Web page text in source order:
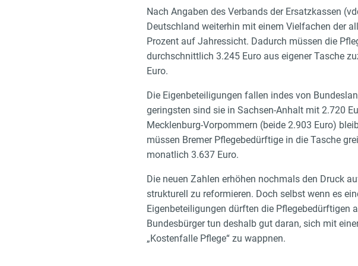
Nach Angaben des Verbands der Ersatzkassen
Deutschland weiterhin mit einem Vielfachen der
Prozent auf Jahressicht. Dadurch müssen die
durchschnittlich 3.245 Euro aus eigener Tasche
Euro.
Die Eigenbeteiligungen fallen indes von
geringsten sind sie in Sachsen-Anhalt mit 2.720
Mecklenburg-Vorpommern (beide 2.903 Euro)
müssen Bremer Pflegebedürftige in die Tasche
monatlich 3.637 Euro.
Die neuen Zahlen erhöhen nochmals den Druck
strukturell zu reformieren. Doch selbst wenn es
Eigenbeteiligungen dürften die Pflegebedürftigen
Bundesbürger tun deshalb gut daran, sich mit
„Kostenfalle Pflege“ zu wappnen.